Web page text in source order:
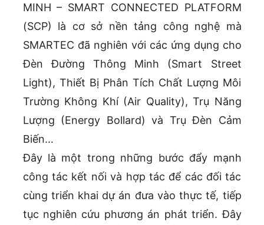
MINH – SMART CONNECTED PLATFORM
(SCP) là cơ sở nền tảng công nghệ mà
SMARTEC đã nghiên với các ứng dụng cho
Đèn Đường Thông Minh (Smart Street
Light), Thiết Bị Phân Tích Chất Lượng Môi
Trường Không Khí (Air Quality), Trụ Năng
Lượng (Energy Bollard) và Trụ Đèn Cảm
Biến…
Đây là một trong những bước đẩy mạnh
công tác kết nối và hợp tác để các đối tác
cùng triển khai dự án đưa vào thực tế, tiếp
tục nghiên cứu phương án phát triển. Đây